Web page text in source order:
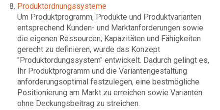
Produktordnungssysteme
Um Produktprogramm, Produkte und Produktvarianten
entsprechend Kunden- und Marktanforderungen sowie
die eigenen Ressourcen, Kapazitäten und Fähigkeiten
gerecht zu definieren, wurde das Konzept
"Produktordungssystem" entwickelt. Dadurch gelingt es,
Ihr Produktprogramm und die Variantengestaltung
anforderungsoptimal festzulegen, eine bestmögliche
Positionierung am Markt zu erreichen sowie Varianten
ohne Deckungsbeitrag zu streichen.